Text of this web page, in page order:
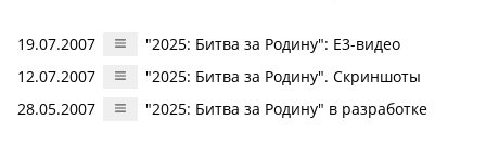
19.07.2007
"2025: Битва за Родину": Е3-видео
12.07.2007
"2025: Битва за Родину". Скриншоты
28.05.2007
"2025: Битва за Родину" в разработке